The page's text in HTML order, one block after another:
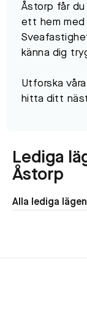
Åstorp får
ett hem
känna dig
Utforska
hitta ditt
Lediga
Åstorp
Alla lediga